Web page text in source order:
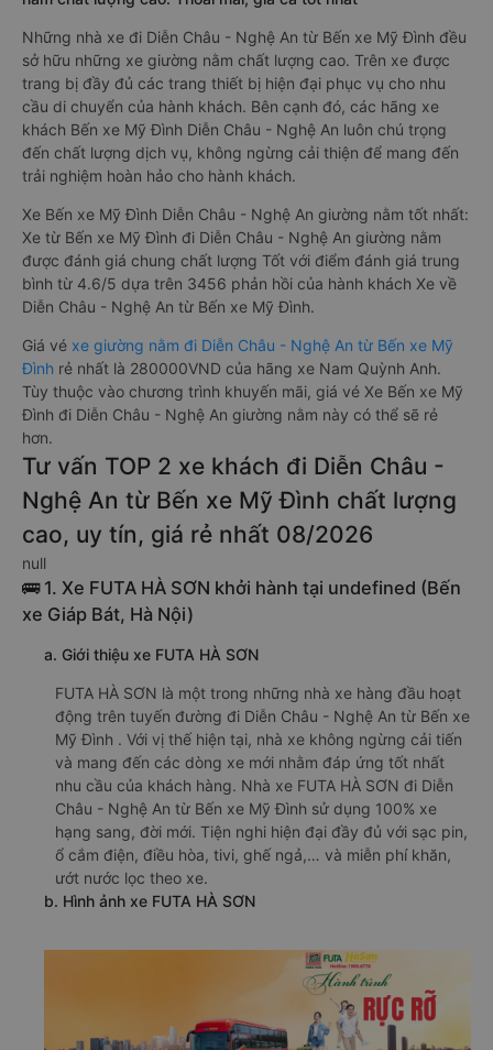
Những nhà xe đi Diễn Châu - Nghệ An từ Bến xe Mỹ Đình đều
sở hữu những xe giường nằm chất lượng cao. Trên xe được
trang bị đầy đủ các trang thiết bị hiện đại phục vụ cho nhu
cầu di chuyển của hành khách. Bên cạnh đó, các hãng xe
khách Bến xe Mỹ Đình Diễn Châu - Nghệ An luôn chú trọng
đến chất lượng dịch vụ, không ngừng cải thiện để mang đến
trải nghiệm hoàn hảo cho hành khách.
Xe Bến xe Mỹ Đình Diễn Châu - Nghệ An giường nằm tốt nhất:
Xe từ Bến xe Mỹ Đình đi Diễn Châu - Nghệ An giường nằm
được đánh giá chung chất lượng Tốt với điểm đánh giá trung
bình từ 4.6/5 dựa trên 3456 phản hồi của hành khách Xe về
Diễn Châu - Nghệ An từ Bến xe Mỹ Đình.
Giá vé xe giường nằm đi Diễn Châu - Nghệ An từ Bến xe Mỹ
Đình rẻ nhất là 280000VND của hãng xe Nam Quỳnh Anh.
Tùy thuộc vào chương trình khuyến mãi, giá vé Xe Bến xe Mỹ
Đình đi Diễn Châu - Nghệ An giường nằm này có thể sẽ rẻ
hơn.
Tư vấn TOP 2 xe khách đi Diễn Châu -
Nghệ An từ Bến xe Mỹ Đình chất lượng
cao, uy tín, giá rẻ nhất 08/2026
null
🚌 1. Xe FUTA HÀ SƠN khởi hành tại undefined (Bến
xe Giáp Bát, Hà Nội)
a. Giới thiệu xe FUTA HÀ SƠN
FUTA HÀ SƠN là một trong những nhà xe hàng đầu hoạt
động trên tuyến đường đi Diễn Châu - Nghệ An từ Bến xe
Mỹ Đình . Với vị thế hiện tại, nhà xe không ngừng cải tiến
và mang đến các dòng xe mới nhằm đáp ứng tốt nhất
nhu cầu của khách hàng. Nhà xe FUTA HÀ SƠN đi Diễn
Châu - Nghệ An từ Bến xe Mỹ Đình sử dụng 100% xe
hạng sang, đời mới. Tiện nghi hiện đại đầy đủ với sạc pin,
ổ cắm điện, điều hòa, tivi, ghế ngả,… và miễn phí khăn,
ướt nước lọc theo xe.
b. Hình ảnh xe FUTA HÀ SƠN